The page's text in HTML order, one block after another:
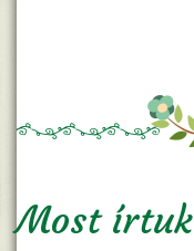
Most írtuk